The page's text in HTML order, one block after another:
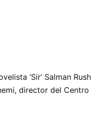
‘Sir’ Salman
director del